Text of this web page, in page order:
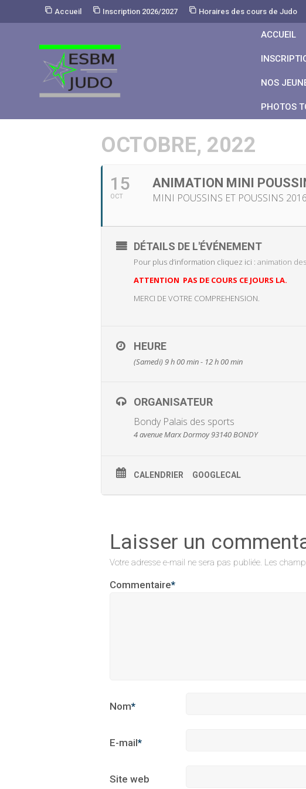
Accueil Inscription 2026/2027 Horaires des cours de Judo
ACCUEIL
NOS
PHOTOS
OCTOBRE, 2022
15
OCT
ANIMATION MINI
MINI POUSSINS ET POUSSINS
DÉTAILS DE L'ÉVÉNEMENT
Pour plus d’information cliquez ici : animation
ATTENTION PAS DE COURS CE JOURS LA.
MERCI DE VOTRE COMPREHENSION.
HEURE
(Samedi) 9 h 00 min - 12 h 00 min
ORGANISATEUR
Bondy Palais des sports
4 avenue Marx Dormoy 93140 BONDY
CALENDRIER GOOGLECAL
Laisser un
Votre adresse e-mail ne sera pas publiée. Les
Commentaire*
Nom*
E-mail*
Site web